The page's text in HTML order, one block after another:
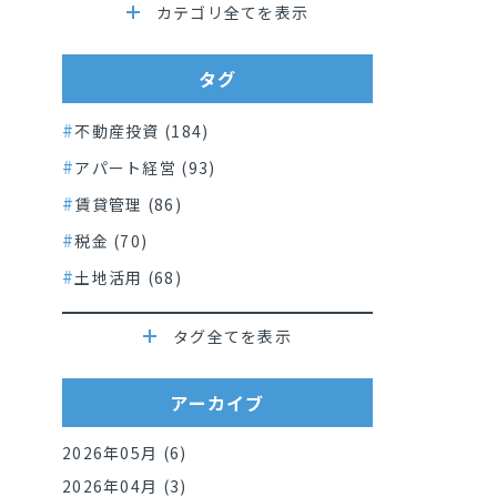
カテゴリ全てを表示
タグ
不動産投資 (184)
アパート経営 (93)
賃貸管理 (86)
税金 (70)
土地活用 (68)
タグ全てを表示
アーカイブ
2026年05月 (6)
2026年04月 (3)